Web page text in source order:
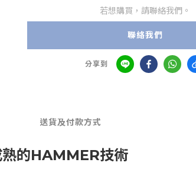
若想購買，請聯絡我們。
聯絡我們
分享到
送貨及付款方式
熟的HAMMER技術